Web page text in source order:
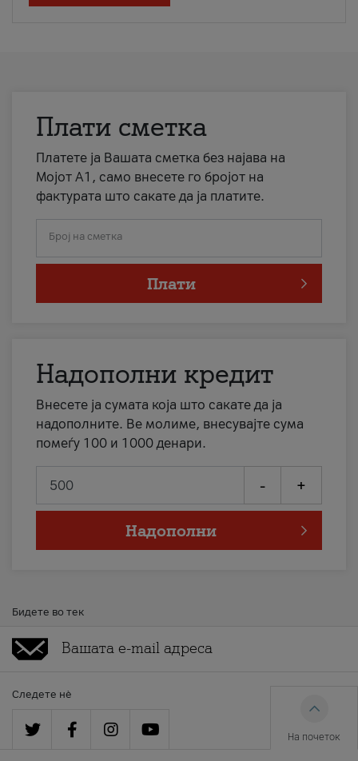
Плати сметка
Платете ја Вашата сметка без најава на
Мојот А1, само внесете го бројот на
фактурата што сакате да ја платите.
Број на сметка
Плати
Надополни кредит
Внесете ја сумата која што сакате да ја
надополните. Ве молиме, внесувајте сума
помеѓу 100 и 1000 денари.
- +
Надополни
Бидете во тек
Следете нè
На почеток